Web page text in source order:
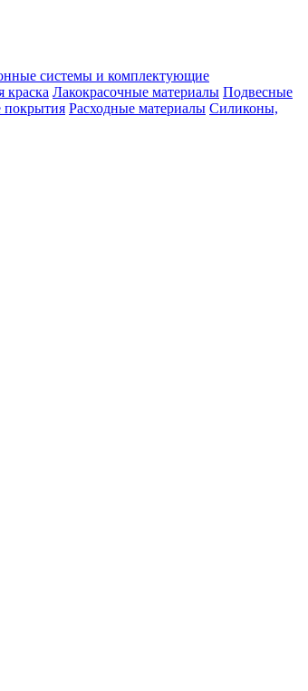
системы и комплектующие
краска Лакокрасочные материалы Подвесные
Расходные материалы Силиконы,